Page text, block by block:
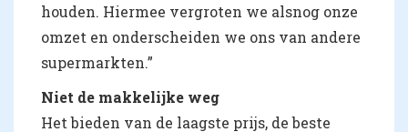
houden. Hiermee vergroten we alsnog onze
omzet en onderscheiden we ons van andere
supermarkten.”
Niet de makkelijke weg
Het bieden van de laagste prijs, de beste